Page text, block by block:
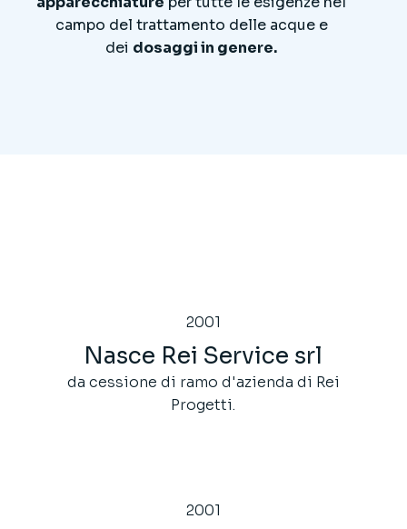
campo del trattamento delle acque e
dei dosaggi in genere.
2001
Nasce Rei Service srl
da cessione di ramo d'azienda di Rei
Progetti.
2001